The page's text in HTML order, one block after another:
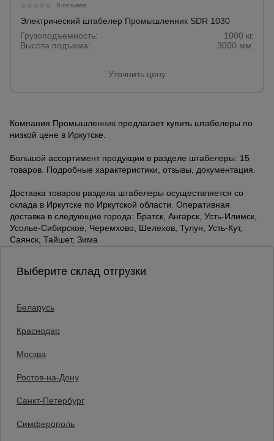
0 отзывов
Электрический штабелер Промышленник SDR 1030
Грузоподъемность:
1000 кг.
Высота подъема:
3000 мм.
Уточнить цену
Компания Промышленник предлагает купить штабелеры по
низкой цене в Иркутске.
Большой ассортимент продукции в разделе штабелеры: 15
товаров. Подробные характеристики, отзывы, документация.
Доставка товаров раздела штабелеры осуществляется со
склада в Иркутске по Иркутской области. Оперативная
доставка в следующие города: Братск, Ангарск, Усть-Илимск,
Усолье-Сибирское, Черемхово, Шелехов, Тулун, Усть-Кут,
Саянск, Тайшет, Зима
Выберите склад отгрузки
Беларусь
Краснодар
Москва
Ростов-на-Дону
Санкт-Петербург
Симферополь
О компании
Франшиза
Контакты
Защитные конструкции